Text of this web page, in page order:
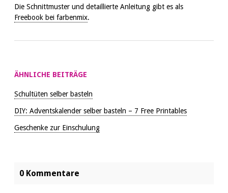
Die Schnittmuster und detaillierte Anleitung gibt es als
Freebook bei farbenmix.
ÄHNLICHE BEITRÄGE
Schultüten selber basteln
DIY: Adventskalender selber basteln – 7 Free Printables
Geschenke zur Einschulung
0 Kommentare